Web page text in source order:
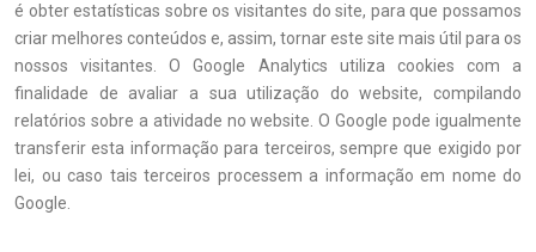
é obter estatísticas sobre os visitantes do site, para que possamos
criar melhores conteúdos e, assim, tornar este site mais útil para os
nossos visitantes. O Google Analytics utiliza cookies com a
finalidade de avaliar a sua utilização do website, compilando
relatórios sobre a atividade no website. O Google pode igualmente
transferir esta informação para terceiros, sempre que exigido por
lei, ou caso tais terceiros processem a informação em nome do
Google.